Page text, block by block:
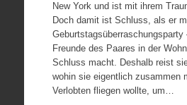
New York und ist mit ihrem
Doch damit ist Schluss, als er
Geburtstagsüberraschungsparty
Freunde des Paares in der
Schluss macht. Deshalb reist
wohin sie eigentlich zusammen
Verlobten fliegen wollte, um…